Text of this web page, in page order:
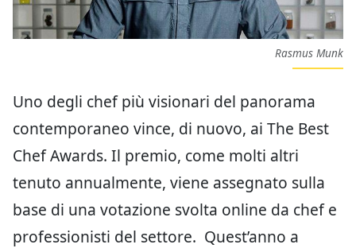
Rasmus Munk
Uno degli chef più visionari del panorama
contemporaneo vince, di nuovo, ai The Best
Chef Awards. Il premio, come molti altri
tenuto annualmente, viene assegnato sulla
base di una votazione svolta online da chef e
professionisti del settore. Quest’anno a